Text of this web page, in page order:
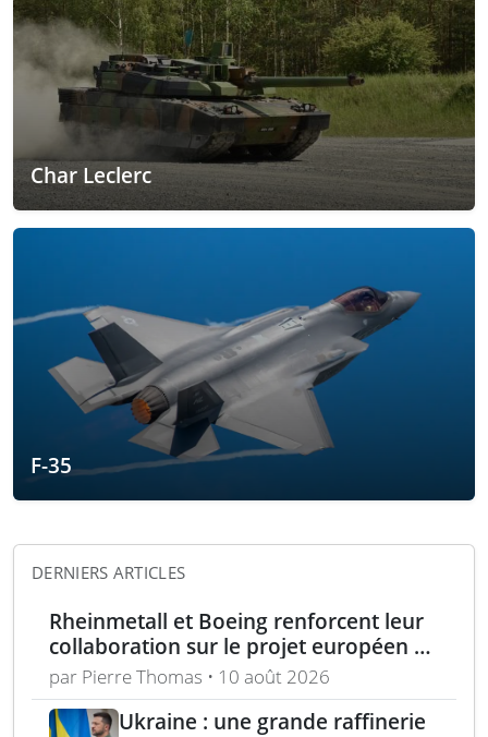
Char Leclerc
F-35
DERNIERS ARTICLES
Rheinmetall et Boeing renforcent leur
collaboration sur le projet européen de
drone de combat CCA
par Pierre Thomas • 10 août 2026
Ukraine : une grande raffinerie